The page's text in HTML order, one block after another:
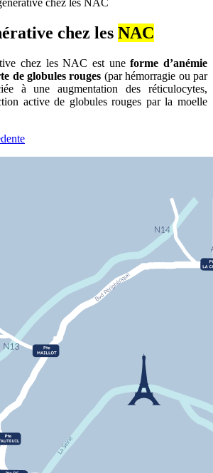
chez les NAC
chez les NAC
chez les NAC est uneforme d’anémie
de globules rouges (par hémorragie ou par
à une augmentation des réticulocytes,
active de globules rouges par la moelle